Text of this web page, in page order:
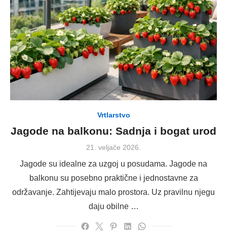
Vrtlarstvo
Jagode na balkonu: Sadnja i bogat urod
Posted
21. veljače 2026.
Jagode su idealne za uzgoj u posudama. Jagode na
balkonu su posebno praktične i jednostavne za
održavanje. Zahtijevaju malo prostora. Uz pravilnu njegu
daju obilne …